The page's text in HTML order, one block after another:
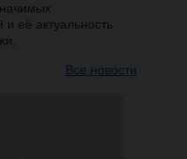
и её актуальность
Все новости